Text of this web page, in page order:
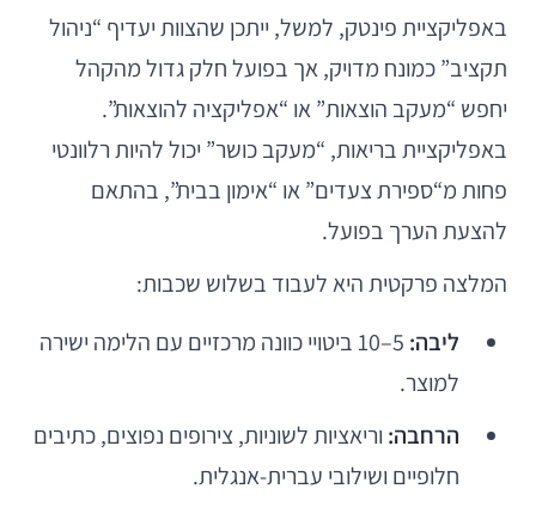
באפליקציית פינטק, למשל, ייתכן שהצוות יעדיף “ניהול
תקציב” כמונח מדויק, אך בפועל חלק גדול מהקהל
יחפש “מעקב הוצאות” או “אפליקציה להוצאות”.
באפליקציית בריאות, “מעקב כושר” יכול להיות רלוונטי
פחות מ“ספירת צעדים” או “אימון בבית”, בהתאם
להצעת הערך בפועל.
המלצה פרקטית היא לעבוד בשלוש שכבות:
ליבה:
5–10 ביטויי כוונה מרכזיים עם הלימה ישירה
למוצר.
הרחבה: וריאציות לשוניות, צירופים נפוצים, כתיבים
חלופיים ושילובי עברית-אנגלית.